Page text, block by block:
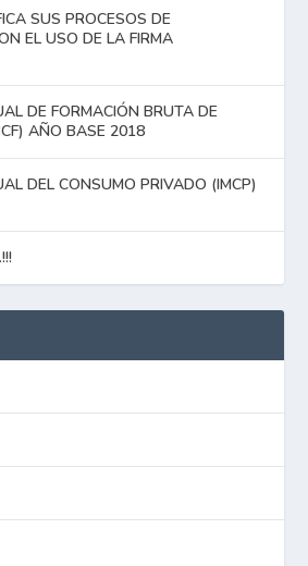
SUS PROCESOS DE
EL USO DE LA FIRMA
DE FORMACIÓN BRUTA DE
AÑO BASE 2018
DEL CONSUMO PRIVADO (IMCP)